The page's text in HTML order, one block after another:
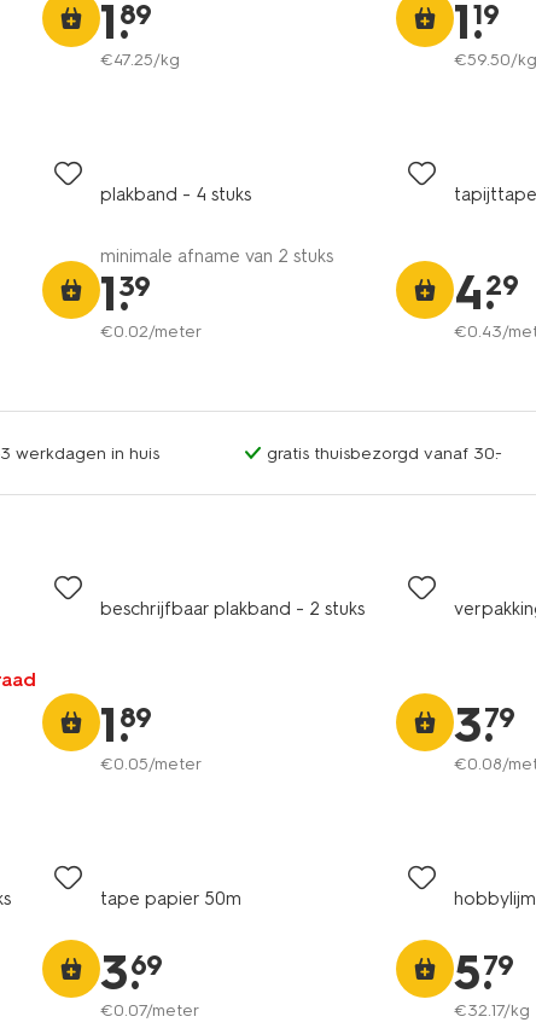
1.
89
€47.25/kg
1.
19
€59.50/kg
plakband - 4 stuks
minimale afname van 2 stuks
1.
39
€0.02/meter
4.
29
€0.43/
werkdagen in huis gratis thuisbezorgd vanaf 30.-
beschrijfbaar plakband - 2 stuks
1.
89
€0.05/meter
3.
79
€0.08/
tape papier 50m
3.
69
€0.07/meter
5.
79
€32.17/kg